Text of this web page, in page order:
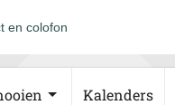
en colofon
Kalenders